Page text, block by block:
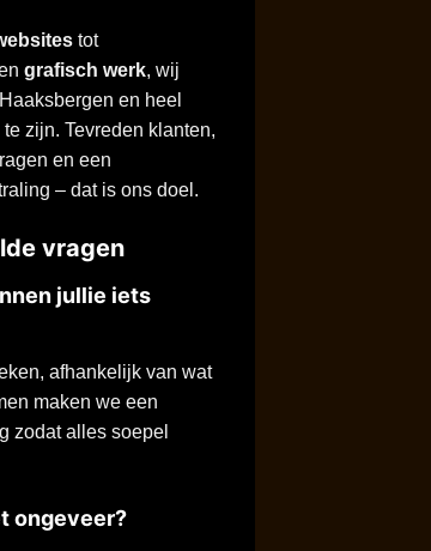
tot
grafisch werk, wij
en heel
zijn. Tevreden klanten,
en een
– dat is ons doel.
vragen
jullie iets
afhankelijk van wat
maken we een
zodat alles soepel
ongeveer?